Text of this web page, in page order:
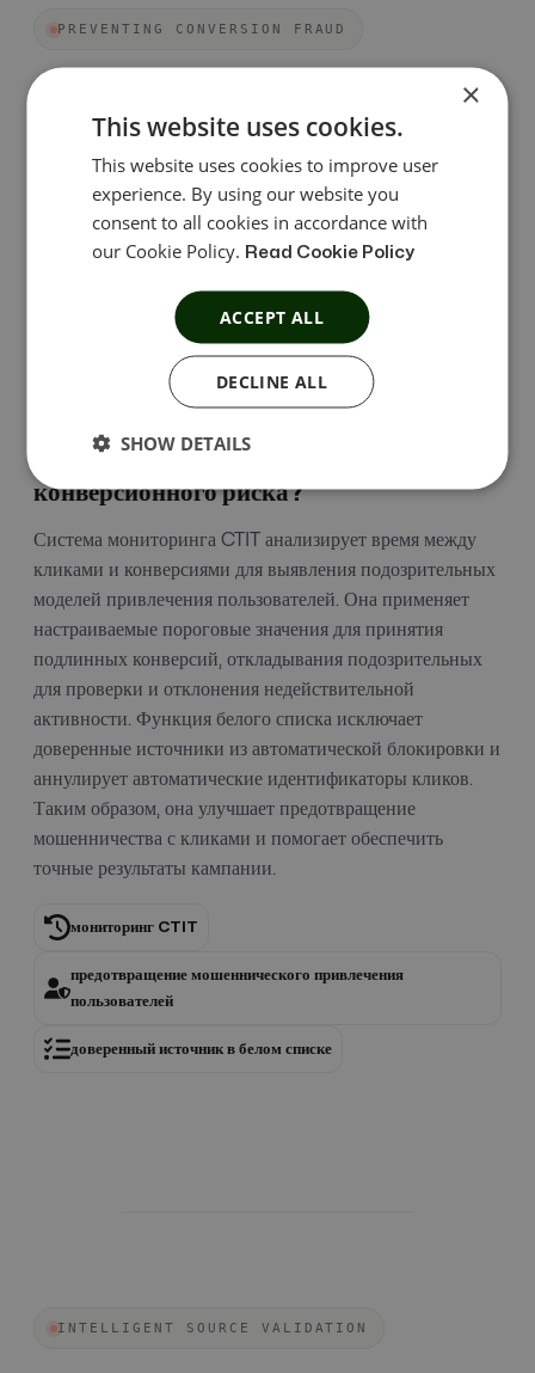
PREVENTING CONVERSION FRAUD
Когда речь идет о поиске возможного
мошенничества, время установки по клику (CTIT)
является одним из наиболее важных показателей для
CTIT полезна, поскольку позволяет проводить
всесторонние исследования и предотвращать
мошенничество со стороны партнеров.
Как работает система мониторинга
конверсионного риска?
Система мониторинга CTIT анализирует время между
кликами и конверсиями для выявления подозрительных
моделей привлечения пользователей. Она применяет
настраиваемые пороговые значения для принятия
подлинных конверсий, откладывания подозрительных
для проверки и отклонения недействительной
активности. Функция белого списка исключает
доверенные источники из автоматической блокировки и
аннулирует автоматические идентификаторы кликов.
Таким образом, она улучшает предотвращение
мошенничества с кликами и помогает обеспечить
точные результаты кампании.
мониторинг CTIT
предотвращение мошеннического привлечения
пользователей
доверенный источник в белом списке
INTELLIGENT SOURCE VALIDATION
×
This website uses cookies.
This website uses cookies to improve user
experience. By using our website you
consent to all cookies in accordance with
our Cookie Policy. Read Cookie Policy
ACCEPT ALL
DECLINE ALL
SHOW DETAILS